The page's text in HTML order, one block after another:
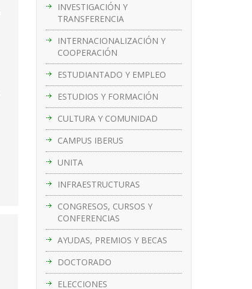
INVESTIGACIÓN Y
TRANSFERENCIA
INTERNACIONALIZACIÓN Y
COOPERACIÓN
ESTUDIANTADO Y EMPLEO
ESTUDIOS Y FORMACIÓN
CULTURA Y COMUNIDAD
CAMPUS IBERUS
UNITA
INFRAESTRUCTURAS
CONGRESOS, CURSOS Y
CONFERENCIAS
AYUDAS, PREMIOS Y BECAS
DOCTORADO
ELECCIONES